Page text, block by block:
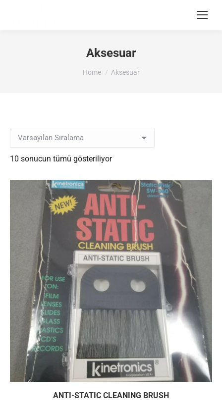
Aksesuar
You are here:
Home Aksesuar
10 sonucun tümü gösteriliyor
ANTI-STATIC CLEANING BRUSH